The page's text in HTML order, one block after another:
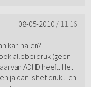
08-05-2010 / 11:16
kan halen?
allebei druk (geen
ADHD heeft. Het
ja dan is het druk... en